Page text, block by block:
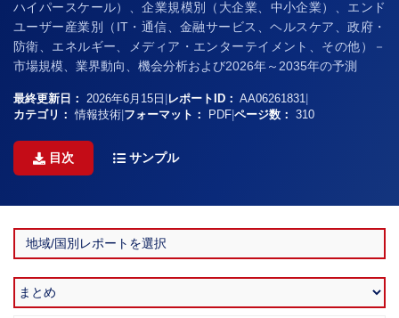
ハイパースケール）、企業規模別（大企業、中小企業）、エンド
ユーザー産業別（IT・通信、金融サービス、ヘルスケア、政府・
防衛、エネルギー、メディア・エンターテイメント、その他）－
市場規模、業界動向、機会分析および2026年～2035年の予測
最終更新日： 2026年6月15日 レポートID： AA06261831
カテゴリ： 情報技術 フォーマット： PDF ページ数： 310
目次 サンプル